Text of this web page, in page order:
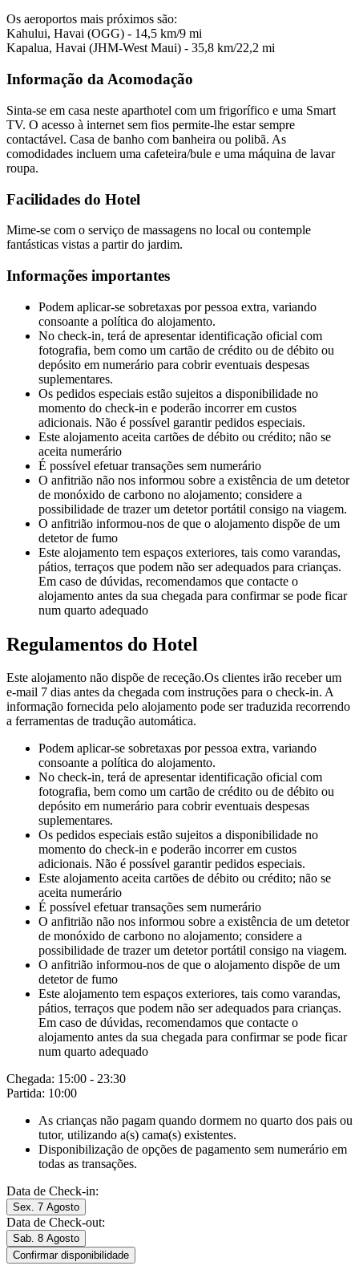
Os aeroportos mais próximos são:
Kahului, Havai (OGG) - 14,5 km/9 mi
Kapalua, Havai (JHM-West Maui) - 35,8 km/22,2 mi
Informação da Acomodação
Sinta-se em casa neste aparthotel com um frigorífico e uma Smart
TV. O acesso à internet sem fios permite-lhe estar sempre
contactável. Casa de banho com banheira ou polibã. As
comodidades incluem uma cafeteira/bule e uma máquina de lavar
roupa.
Facilidades do Hotel
Mime-se com o serviço de massagens no local ou contemple
fantásticas vistas a partir do jardim.
Informações importantes
Podem aplicar-se sobretaxas por pessoa extra, variando
consoante a política do alojamento.
No check-in, terá de apresentar identificação oficial com
fotografia, bem como um cartão de crédito ou de débito ou
depósito em numerário para cobrir eventuais despesas
suplementares.
Os pedidos especiais estão sujeitos a disponibilidade no
momento do check-in e poderão incorrer em custos
adicionais. Não é possível garantir pedidos especiais.
Este alojamento aceita cartões de débito ou crédito; não se
aceita numerário
É possível efetuar transações sem numerário
O anfitrião não nos informou sobre a existência de um detetor
de monóxido de carbono no alojamento; considere a
possibilidade de trazer um detetor portátil consigo na viagem.
O anfitrião informou-nos de que o alojamento dispõe de um
detetor de fumo
Este alojamento tem espaços exteriores, tais como varandas,
pátios, terraços que podem não ser adequados para crianças.
Em caso de dúvidas, recomendamos que contacte o
alojamento antes da sua chegada para confirmar se pode ficar
num quarto adequado
Regulamentos do Hotel
Este alojamento não dispõe de receção.Os clientes irão receber um
e-mail 7 dias antes da chegada com instruções para o check-in. A
informação fornecida pelo alojamento pode ser traduzida recorrendo
a ferramentas de tradução automática.
Podem aplicar-se sobretaxas por pessoa extra, variando
consoante a política do alojamento.
No check-in, terá de apresentar identificação oficial com
fotografia, bem como um cartão de crédito ou de débito ou
depósito em numerário para cobrir eventuais despesas
suplementares.
Os pedidos especiais estão sujeitos a disponibilidade no
momento do check-in e poderão incorrer em custos
adicionais. Não é possível garantir pedidos especiais.
Este alojamento aceita cartões de débito ou crédito; não se
aceita numerário
É possível efetuar transações sem numerário
O anfitrião não nos informou sobre a existência de um detetor
de monóxido de carbono no alojamento; considere a
possibilidade de trazer um detetor portátil consigo na viagem.
O anfitrião informou-nos de que o alojamento dispõe de um
detetor de fumo
Este alojamento tem espaços exteriores, tais como varandas,
pátios, terraços que podem não ser adequados para crianças.
Em caso de dúvidas, recomendamos que contacte o
alojamento antes da sua chegada para confirmar se pode ficar
num quarto adequado
Chegada: 15:00 - 23:30
Partida: 10:00
As crianças não pagam quando dormem no quarto dos pais ou
tutor, utilizando a(s) cama(s) existentes.
Disponibilização de opções de pagamento sem numerário em
todas as transações.
Data de Check-in:
Sex. 7 Agosto
Data de Check-out:
Sab. 8 Agosto
Confirmar disponibilidade